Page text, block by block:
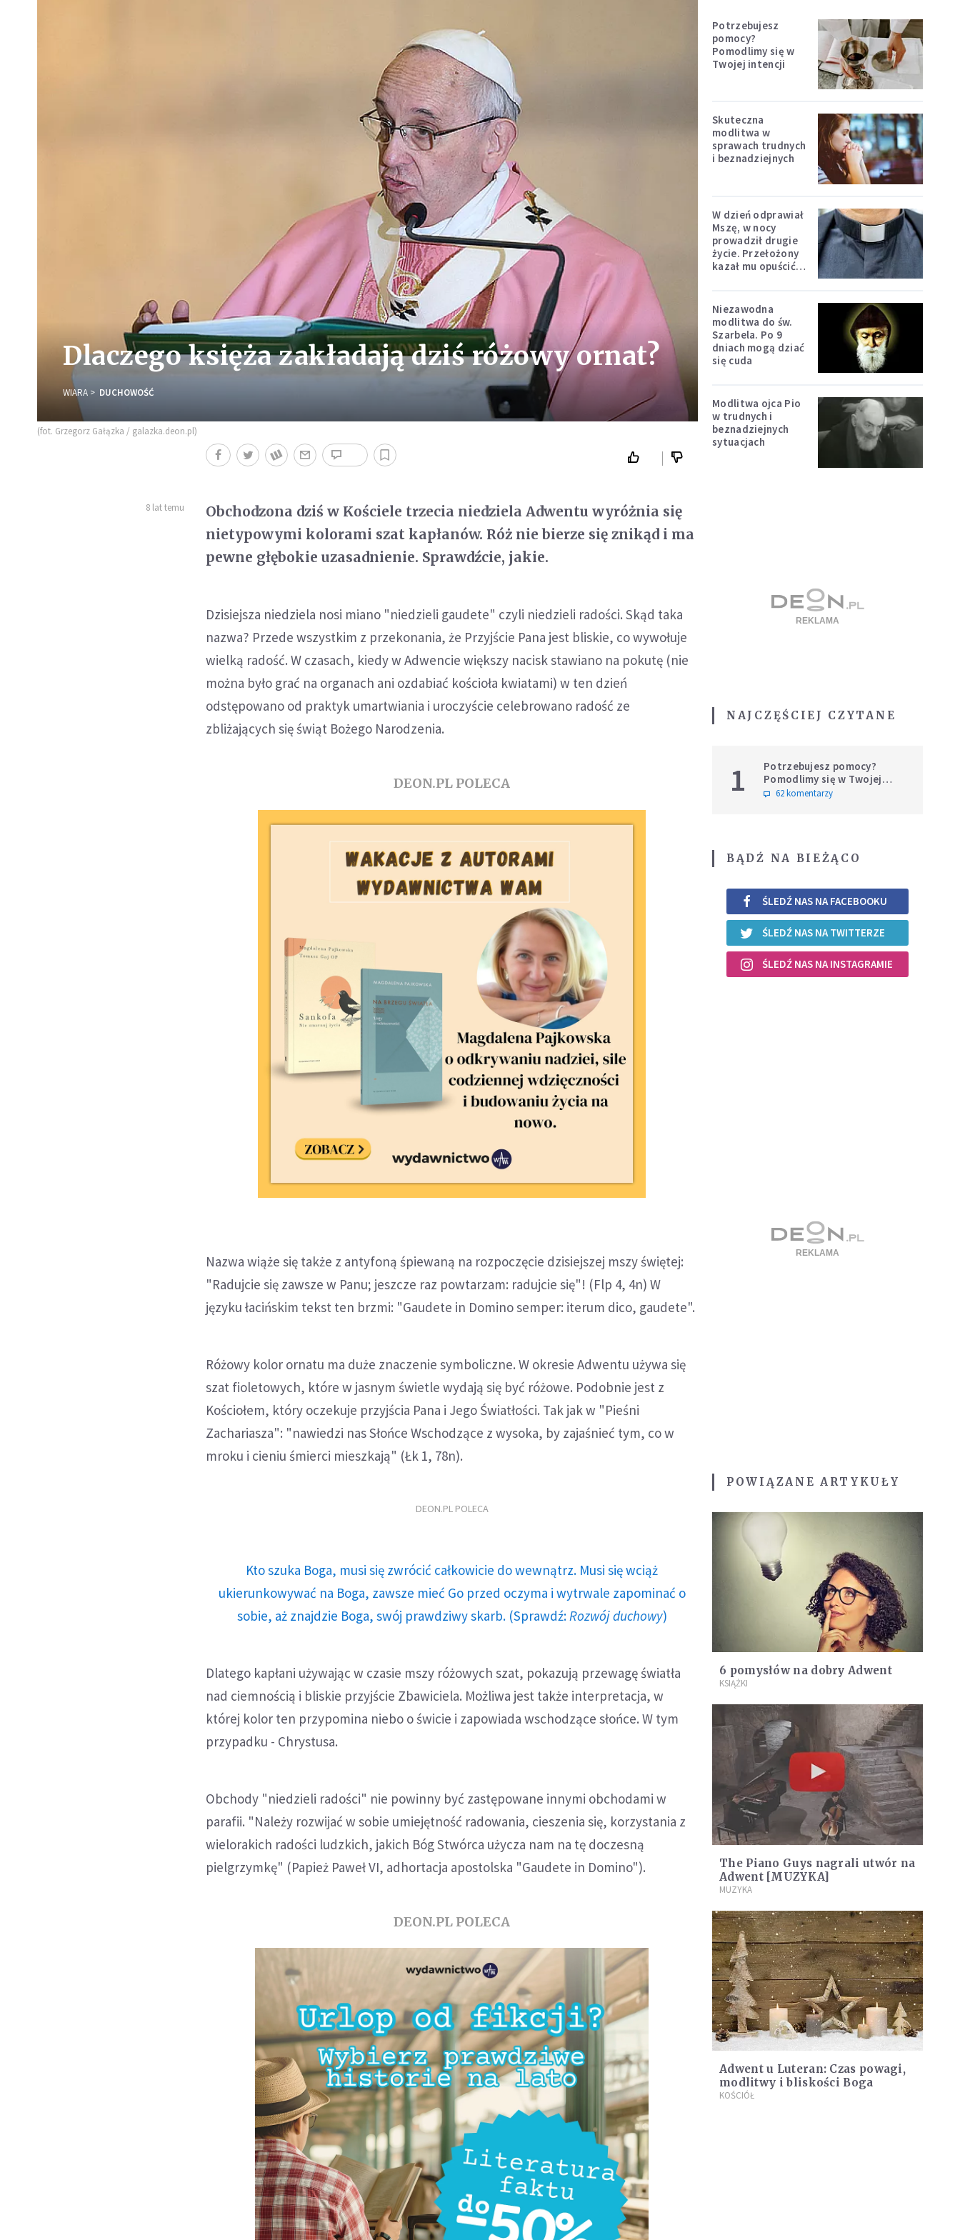
Dlaczego księża zakładają dziś różowy ornat?
WIARA DUCHOWOŚĆ
(fot. Grzegorz Gałązka / galazka.deon.pl)
8 lat temu
Obchodzona dziś w Kościele trzecia niedziela Adwentu wyróżnia się
nietypowymi kolorami szat kapłanów. Róż nie bierze się znikąd i ma
pewne głębokie uzasadnienie. Sprawdźcie, jakie.
Dzisiejsza niedziela nosi miano "niedzieli gaudete" czyli niedzieli radości. Skąd taka
nazwa? Przede wszystkim z przekonania, że Przyjście Pana jest bliskie, co wywołuje
wielką radość. W czasach, kiedy w Adwencie większy nacisk stawiano na pokutę (nie
można było grać na organach ani ozdabiać kościoła kwiatami) w ten dzień
odstępowano od praktyk umartwiania i uroczyście celebrowano radość ze
zbliżających się świąt Bożego Narodzenia.
DEON.PL POLECA
Nazwa wiąże się także z antyfoną śpiewaną na rozpoczęcie dzisiejszej mszy świętej:
"Radujcie się zawsze w Panu; jeszcze raz powtarzam: radujcie się"! (Flp 4, 4n) W
języku łacińskim tekst ten brzmi: "Gaudete in Domino semper: iterum dico, gaudete".
Różowy kolor ornatu ma duże znaczenie symboliczne. W okresie Adwentu używa się
szat fioletowych, które w jasnym świetle wydają się być różowe. Podobnie jest z
Kościołem, który oczekuje przyjścia Pana i Jego Światłości. Tak jak w "Pieśni
Zachariasza": "nawiedzi nas Słońce Wschodzące z wysoka, by zajaśnieć tym, co w
mroku i cieniu śmierci mieszkają" (Łk 1, 78n).
DEON.PL POLECA
Kto szuka Boga, musi się zwrócić całkowicie do wewnątrz. Musi się wciąż
ukierunkowywać na Boga, zawsze mieć Go przed oczyma i wytrwale zapominać o
sobie, aż znajdzie Boga, swój prawdziwy skarb. (Sprawdź: Rozwój duchowy)
Dlatego kapłani używając w czasie mszy różowych szat, pokazują przewagę światła
nad ciemnością i bliskie przyjście Zbawiciela. Możliwa jest także interpretacja, w
której kolor ten przypomina niebo o świcie i zapowiada wschodzące słońce. W tym
przypadku - Chrystusa.
Obchody "niedzieli radości" nie powinny być zastępowane innymi obchodami w
parafii. "Należy rozwijać w sobie umiejętność radowania, cieszenia się, korzystania z
wielorakich radości ludzkich, jakich Bóg Stwórca użycza nam na tę doczesną
pielgrzymkę" (Papież Paweł VI, adhortacja apostolska "Gaudete in Domino").
DEON.PL POLECA
Potrzebujesz
pomocy?
Pomodlimy się w
Twojej intencji
Skuteczna
modlitwa w
sprawach trudnych
i beznadziejnych
W dzień odprawiał
Mszę, w nocy
prowadził drugie
życie. Przełożony
kazał mu opuścić
Niezawodna
modlitwa do św.
Szarbela. Po 9
dniach mogą dziać
się cuda
Modlitwa ojca Pio
w trudnych i
beznadziejnych
sytuacjach
NAJCZĘŚCIEJ CZYTANE
1
Potrzebujesz pomocy?
Pomodlimy się w Twojej
intencji
62 komentarzy
BĄDŹ NA BIEŻĄCO
ŚLEDŹ NAS NA FACEBOOKU
ŚLEDŹ NAS NA TWITTERZE
ŚLEDŹ NAS NA INSTAGRAMIE
POWIĄZANE ARTYKUŁY
6 pomysłów na dobry Adwent
KSIĄŻKI
The Piano Guys nagrali utwór na
Adwent [MUZYKA]
MUZYKA
Adwent u Luteran: Czas powagi,
modlitwy i bliskości Boga
KOŚCIÓŁ